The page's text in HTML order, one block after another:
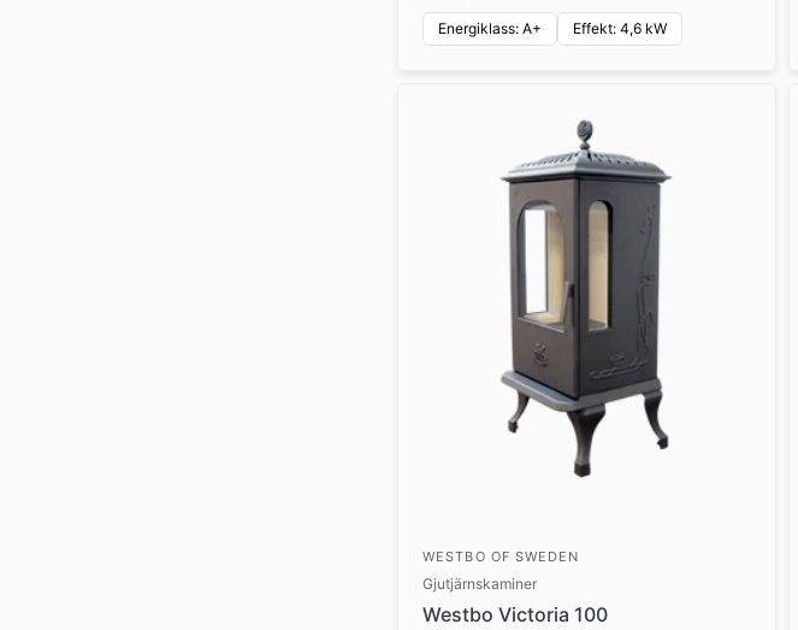
Energiklass: A+ Effekt: 4,6 kW
WESTBO OF SWEDEN
Gjutjärnskaminer
Westbo Victoria 100